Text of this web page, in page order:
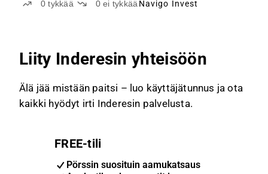
0tykkää 0ei tykkää Navigo Invest
Liity Inderesin yhteisöön
Älä jää mistään paitsi – luo käyttäjätunnus ja ota
kaikki hyödyt irti Inderesin palvelusta.
FREE-tili
Pörssin suosituin aamukatsaus